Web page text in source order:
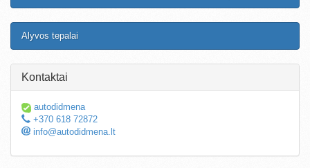
Alyvos tepalai
Kontaktai
autodidmena
+370 618 72872
info@autodidmena.lt